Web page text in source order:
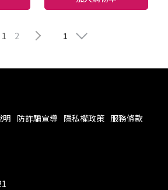
1 2 1
明 防詐騙宣導 隱私權政策 服務條款